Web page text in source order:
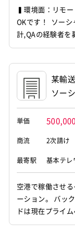
▍環境面：リモ
OKです！ ソーシ
計,QAの経験者
シャルアプリの
告対応 ・QAプロ
～～～～～～～
某輸
ソー
単価 500,000
商流
2次請け
最寄駅 基本テレ
空港で稼働させ
ーション。 バッ
ドは現在プライ
が、今後の開発